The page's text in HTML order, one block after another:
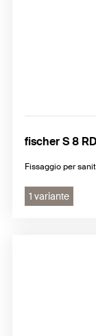
fischer S 8
Fissaggio per
1 variante